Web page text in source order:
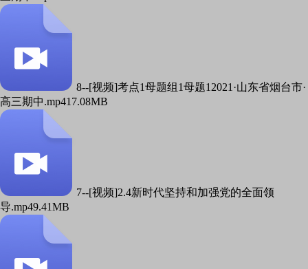
8--[视频]考点1母题组1母题12021·山东省烟台市·
高三期中.mp417.08MB
7--[视频]2.4新时代坚持和加强党的全面领
导.mp49.41MB